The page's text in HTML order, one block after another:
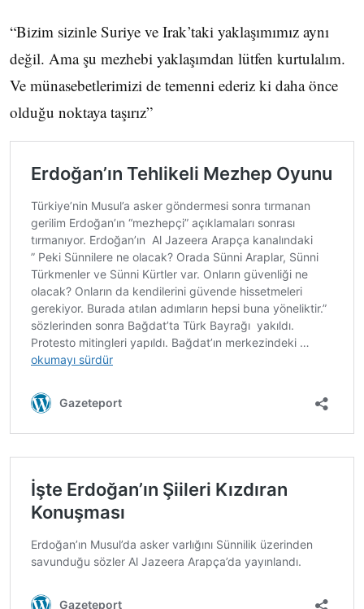
“Bizim sizinle Suriye ve Irak’taki yaklaşımımız aynı
değil. Ama şu mezhebi yaklaşımdan lütfen kurtulalım.
Ve münasebetlerimizi de temenni ederiz ki daha önce
olduğu noktaya taşırız”